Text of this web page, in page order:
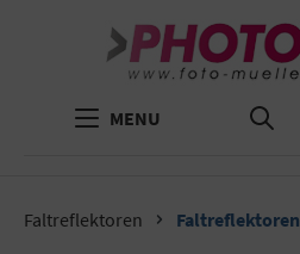
MENU
Faltreflektoren Faltreflektoren